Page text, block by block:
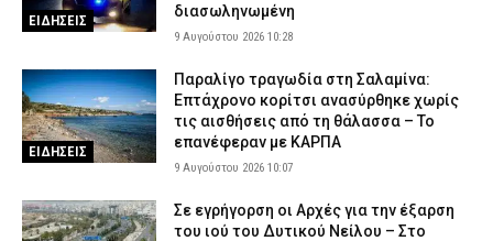
ΕΙΔΗΣΕΙΣ
διασωληνωμένη
9 Αυγούστου 2026 10:28
ΕΙΔΗΣΕΙΣ
Παραλίγο τραγωδία στη Σαλαμίνα:
Επτάχρονο κορίτσι ανασύρθηκε χωρίς
τις αισθήσεις από τη θάλασσα – Το
επανέφεραν με ΚΑΡΠΑ
9 Αυγούστου 2026 10:07
Σε εγρήγορση οι Αρχές για την έξαρση
του ιού του Δυτικού Νείλου – Στο